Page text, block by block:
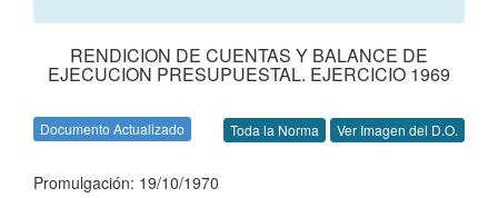
RENDICION DE CUENTAS Y BALANCE DE
EJECUCION PRESUPUESTAL. EJERCICIO 1969
Documento Actualizado Toda la Norma Ver Imagen del D.O.
Promulgación: 19/10/1970